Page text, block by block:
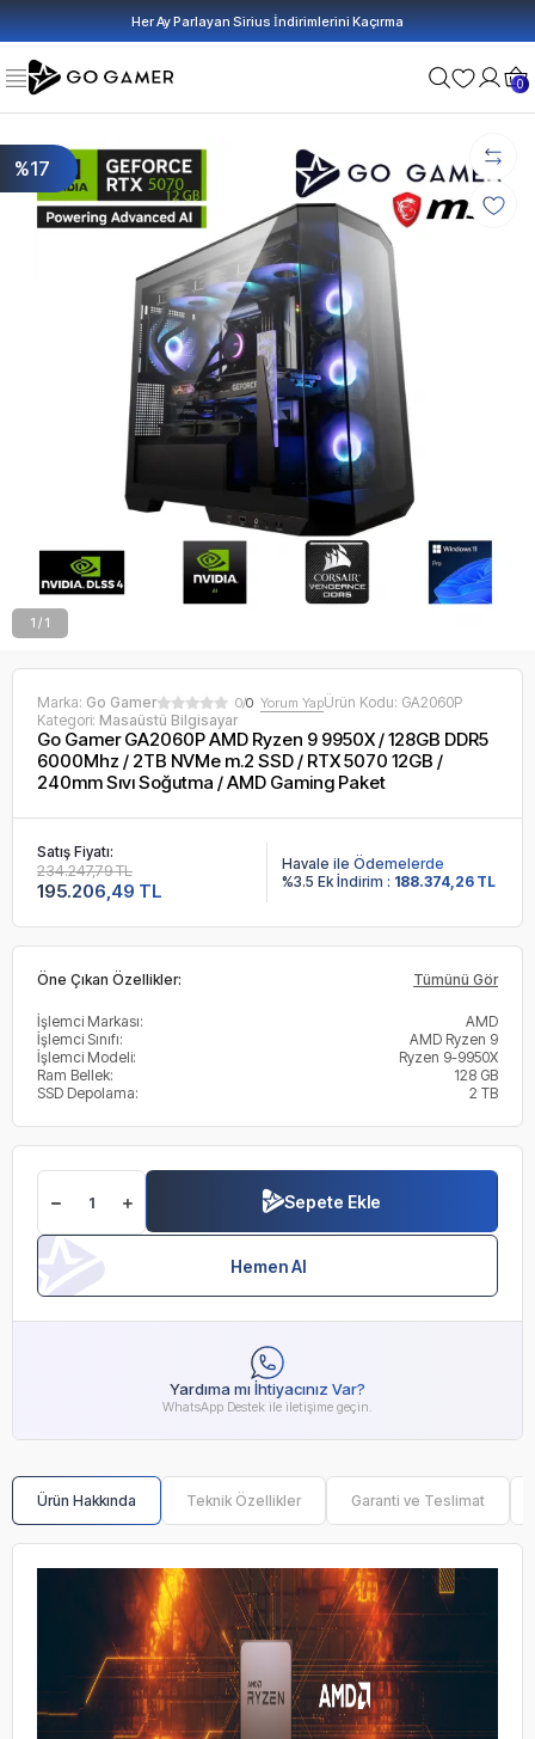
Her Ay Parlayan Sirius İndirimlerini Kaçırma
0
%17
1 / 1
Marka: Go Gamer 0/0 Yorum YapÜrün Kodu: GA2060P
Kategori: Masaüstü Bilgisayar
Go Gamer GA2060P AMD Ryzen 9 9950X / 128GB DDR5
6000Mhz / 2TB NVMe m.2 SSD / RTX 5070 12GB /
240mm Sıvı Soğutma / AMD Gaming Paket
Satış Fiyatı:
195.206,49 TL
234.247,79 TL
Havale ile Ödemelerde
%3.5 Ek İndirim : 188.374,26 TL
Öne Çıkan Özellikler: Tümünü Gör
İşlemci Markası:
AMD
İşlemci Sınıfı:
AMD Ryzen 9
İşlemci Modeli:
Ryzen 9-9950X
Ram Bellek:
128 GB
SSD Depolama:
2 TB
Sepete Ekle
Hemen Al
Yardıma mı İhtiyacınız Var?
WhatsApp Destek ile iletişime geçin.
Ürün Hakkında Teknik Özellikler Garanti ve Teslimat